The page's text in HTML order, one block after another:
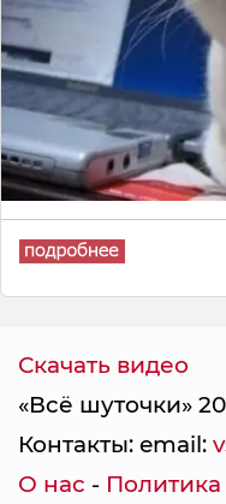
Скачать видео
«Всё шуточки»
Контакты: email:
О нас -